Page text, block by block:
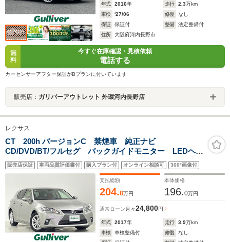
年式 2016年 走行 2.3万km
車検
'27/06 修復
なし
保証
保証付 整備
法定整備付
住所
大阪府河内長野市
無
料
今すぐ在庫確認・見積依頼
電話する
カーセンサーアフター保証がBプランに付いています
販売店： ガリバーアウトレット 外環河内長野店
レクサス
CT 200h バージョンC 禁煙車 純正ナビ
CD/DVD/BT/フルセグ バックガイドモニター LEDヘッ
ドライト LEDクリアランスランプ 16インチAW クル
ーズコントロール 左右独立オートAC 本革巻ステアリ
販売店保証 車両品質評価書付 購入プラン付 オンライン相談可 360°画像付
支払総額
204.8万円
本体価格
196.0万円
通常ローン 月々24,800円
年式 2017年 走行 3.9万km
車検
車検整備付 修復
なし